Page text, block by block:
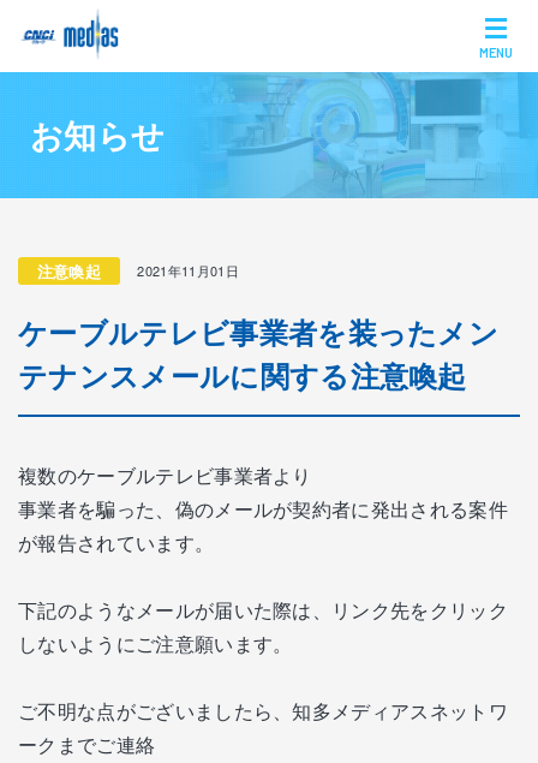
MENU
お知らせ
注意喚起 2021年11月01日
ケーブルテレビ事業者を装ったメン
テナンスメールに関する注意喚起
複数のケーブルテレビ事業者より
事業者を騙った、偽のメールが契約者に発出される案件
が報告されています。
下記のようなメールが届いた際は、リンク先をクリック
しないようにご注意願います。
ご不明な点がございましたら、知多メディアスネットワ
ークまでご連絡